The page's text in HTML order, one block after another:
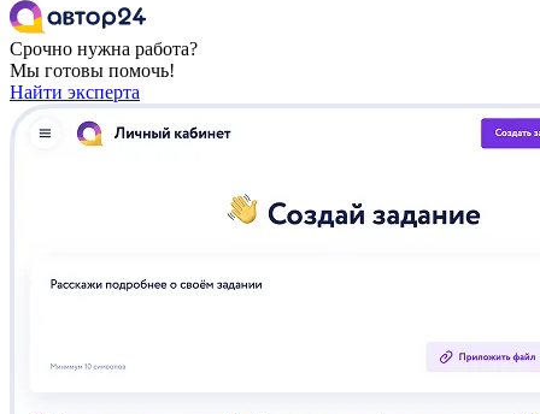
Срочно нужна работа?
Мы готовы помочь!
Найти эксперта